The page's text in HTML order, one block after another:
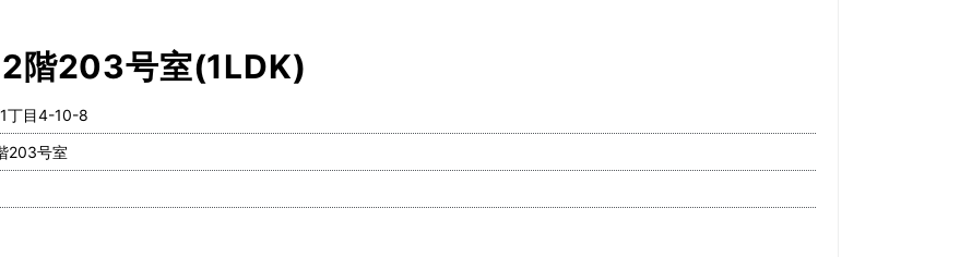
階203号室(1LDK)
丁目4-10-8
203号室